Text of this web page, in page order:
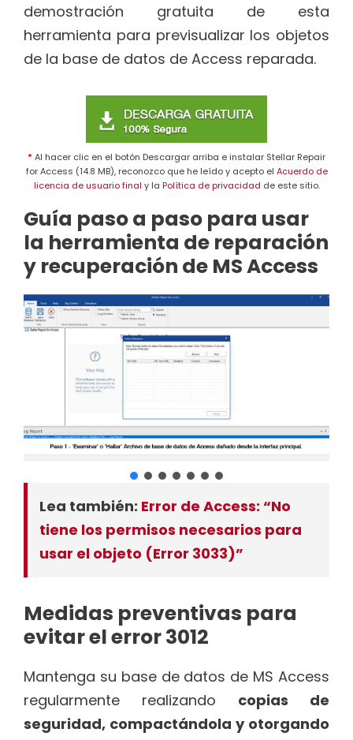
demostración gratuita de esta
herramienta para previsualizar los objetos
de la base de datos de Access reparada.
* Al hacer clic en el botón Descargar arriba e instalar Stellar Repair
for Access (14.8 MB), reconozco que he leído y acepto el Acuerdo de
licencia de usuario final y la Política de privacidad de este sitio.
Guía paso a paso para usar
la herramienta de reparación
y recuperación de MS Access
Lea también: Error de Access: “No
tiene los permisos necesarios para
usar el objeto (Error 3033)”
Medidas preventivas para
evitar el error 3012
Mantenga su base de datos de MS Access
regularmente realizando copias de
seguridad, compactándola y otorgando